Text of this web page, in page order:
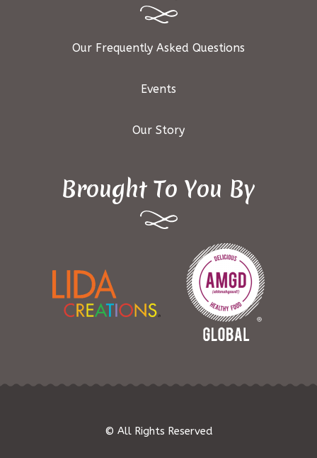
Our Frequently Asked Questions
Events
Our Story
Brought To You By
© All Rights Reserved